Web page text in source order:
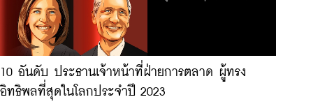
10 อันดับ ประธานเจ้าหน้าที่ฝ่ายการตลาด ผู้ทรง
อิทธิพลที่สุดในโลกประจำปี 2023